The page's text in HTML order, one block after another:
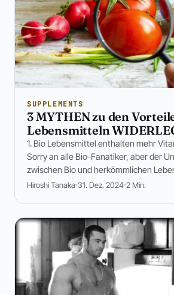
SUPPLEMENTS
3 MYTHEN zu den
Lebensmitteln
1. Bio Lebensmittel enthalten mehr
Sorry an alle Bio-Fanatiker, aber der
zwischen Bio und herkömmlichen
Hiroshi Tanaka 31. Dez. 2024 2 Min.